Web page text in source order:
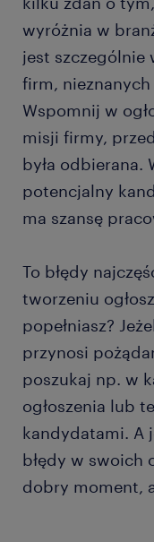
wyróżnia w
jest szczególnie
firm, nieznanych
Wspomnij w
misji firmy,
była odbierana.
potencjalny
ma szansę
To błędy
tworzeniu
popełniasz?
przynosi
poszukaj np. w
ogłoszenia lub
kandydatami. A
błędy w swoich
dobry moment,